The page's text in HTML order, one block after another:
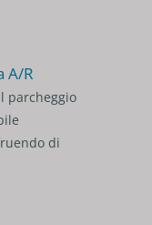
A/R
parcheggio
di